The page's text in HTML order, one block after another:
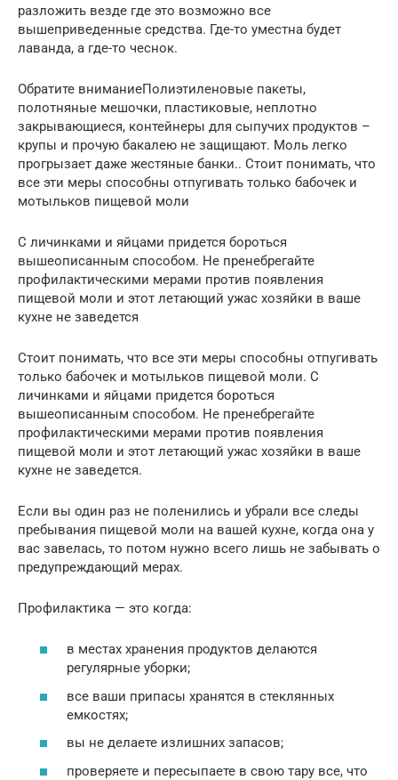
разложить везде где это возможно все
вышеприведенные средства. Где-то уместна будет
лаванда, а где-то чеснок.
Обратите вниманиеПолиэтиленовые пакеты,
полотняные мешочки, пластиковые, неплотно
закрывающиеся, контейнеры для сыпучих продуктов –
крупы и прочую бакалею не защищают. Моль легко
прогрызает даже жестяные банки.. Стоит понимать, что
все эти меры способны отпугивать только бабочек и
мотыльков пищевой моли
С личинками и яйцами придется бороться
вышеописанным способом. Не пренебрегайте
профилактическими мерами против появления
пищевой моли и этот летающий ужас хозяйки в ваше
кухне не заведется
Стоит понимать, что все эти меры способны отпугивать
только бабочек и мотыльков пищевой моли. С
личинками и яйцами придется бороться
вышеописанным способом. Не пренебрегайте
профилактическими мерами против появления
пищевой моли и этот летающий ужас хозяйки в ваше
кухне не заведется.
Если вы один раз не поленились и убрали все следы
пребывания пищевой моли на вашей кухне, когда она у
вас завелась, то потом нужно всего лишь не забывать о
предупреждающий мерах.
Профилактика — это когда:
в местах хранения продуктов делаются
регулярные уборки;
все ваши припасы хранятся в стеклянных
емкостях;
вы не делаете излишних запасов;
проверяете и пересыпаете в свою тару все, что